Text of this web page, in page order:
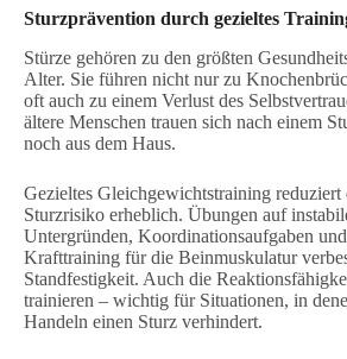
Sturzprävention durch gezieltes
Stürze gehören zu den größten
Alter. Sie führen nicht nur zu
oft auch zu einem Verlust des
ältere Menschen trauen sich nach einem
noch aus dem Haus.
Gezieltes Gleichgewichtstraining reduziert
Sturzrisiko erheblich. Übungen auf
Untergründen, Koordinationsaufgaben und
Krafttraining für die Beinmuskulatur
Standfestigkeit. Auch die
trainieren – wichtig für Situationen, in
Handeln einen Sturz verhindert.